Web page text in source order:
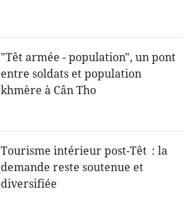
"Têt armée - population", un pont
entre soldats et population
khmère à Cân Tho
Tourisme intérieur post-Têt : la
demande reste soutenue et
diversifiée